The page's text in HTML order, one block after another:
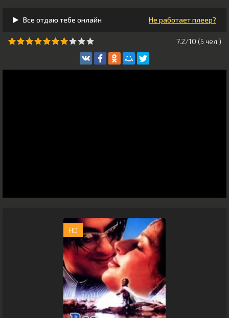
Все отдаю тебе онлайн Не работает плеер?
7.2/10 (5 чeл.)
HD